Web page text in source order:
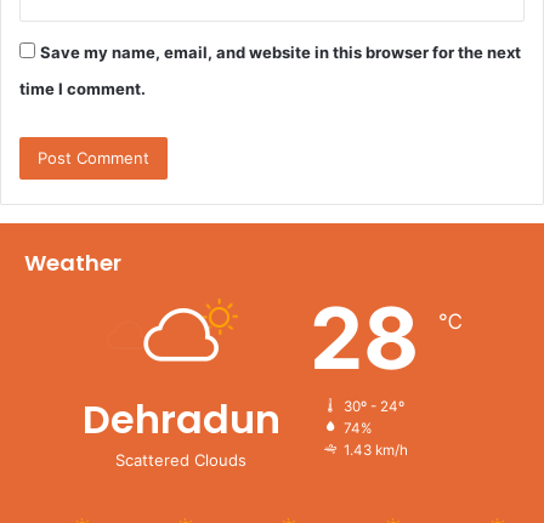
Save my name, email, and website in this browser for the next
time I comment.
Weather
Dehradun
Scattered Clouds
28 ℃
30º - 24º
74%
1.43 km/h